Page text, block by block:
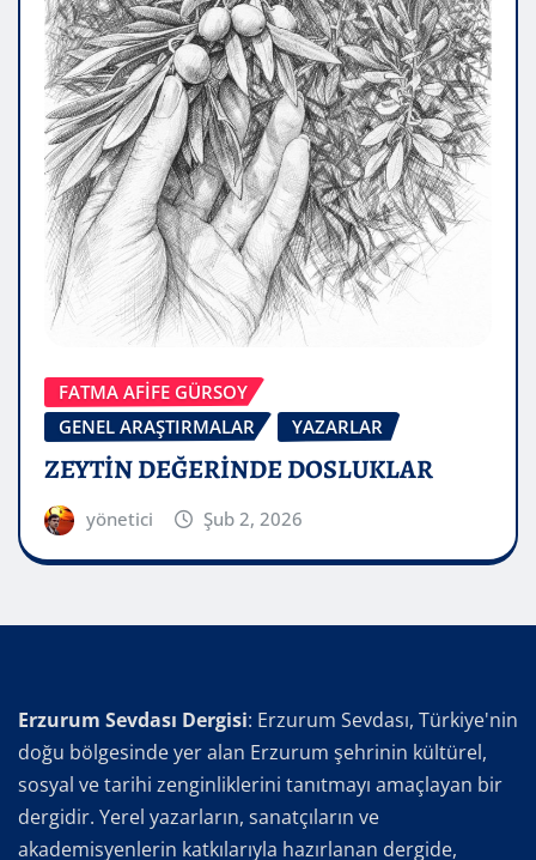
FATMA AFİFE GÜRSOY
GENEL ARAŞTIRMALAR
YAZARLAR
ZEYTİN DEĞERİNDE DOSLUKLAR
yönetici Şub 2, 2026
Erzurum Sevdası Dergisi: Erzurum Sevdası, Türkiye'nin
doğu bölgesinde yer alan Erzurum şehrinin kültürel,
sosyal ve tarihi zenginliklerini tanıtmayı amaçlayan bir
dergidir. Yerel yazarların, sanatçıların ve
akademisyenlerin katkılarıyla hazırlanan dergide,